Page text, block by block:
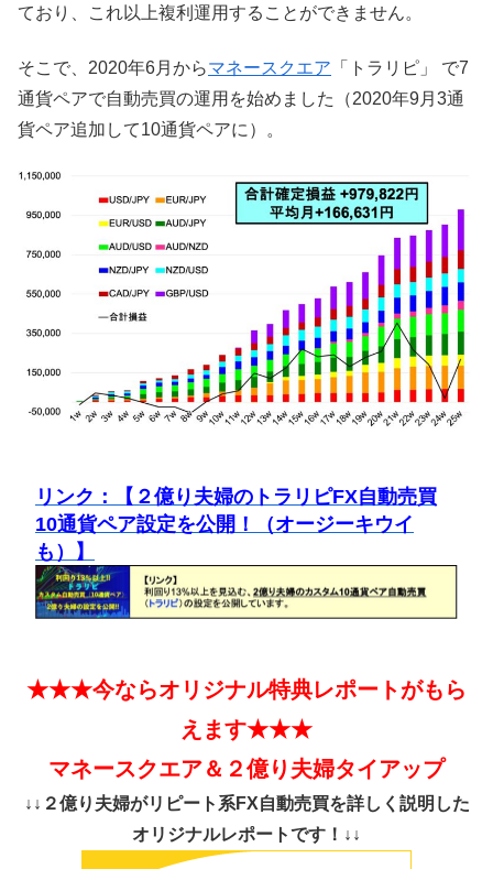
ており、これ以上複利運用することができません。
そこで、2020年6月からマネースクエア 「トラリピ」 で7
通貨ペアで自動売買の運用を始めました（2020年9月3通
貨ペア追加して10通貨ペアに）。
リンク：【２億り夫婦のトラリピFX自動売買
10通貨ペア設定を公開！（オージーキウイ
も）】
★★★今ならオリジナル特典レポートがもら
えます★★★
マネースクエア＆２億り夫婦タイアップ
↓↓２億り夫婦がリピート系FX自動売買を詳しく説明した
オリジナルレポートです！↓↓